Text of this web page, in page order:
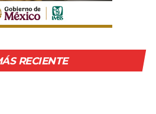
RECIENTE